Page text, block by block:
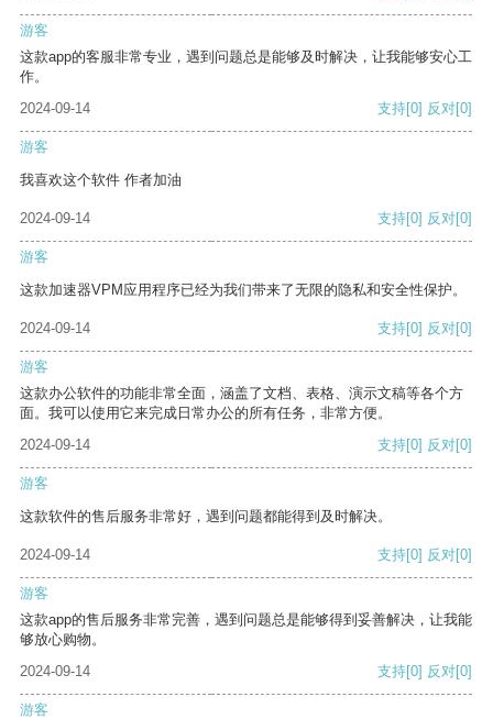
游客
这款app的客服非常专业，遇到问题总是能够及时解决，让我能够安心工
作。
2024-09-14
支持[0] 反对[0]
游客
我喜欢这个软件 作者加油
2024-09-14 支持[0] 反对[0]
游客
这款加速器VPM应用程序已经为我们带来了无限的隐私和安全性保护。
2024-09-14 支持[0] 反对[0]
游客
这款办公软件的功能非常全面，涵盖了文档、表格、演示文稿等各个方
面。我可以使用它来完成日常办公的所有任务，非常方便。
2024-09-14
支持[0] 反对[0]
游客
这款软件的售后服务非常好，遇到问题都能得到及时解决。
2024-09-14 支持[0] 反对[0]
游客
这款app的售后服务非常完善，遇到问题总是能够得到妥善解决，让我能
够放心购物。
2024-09-14
支持[0] 反对[0]
游客